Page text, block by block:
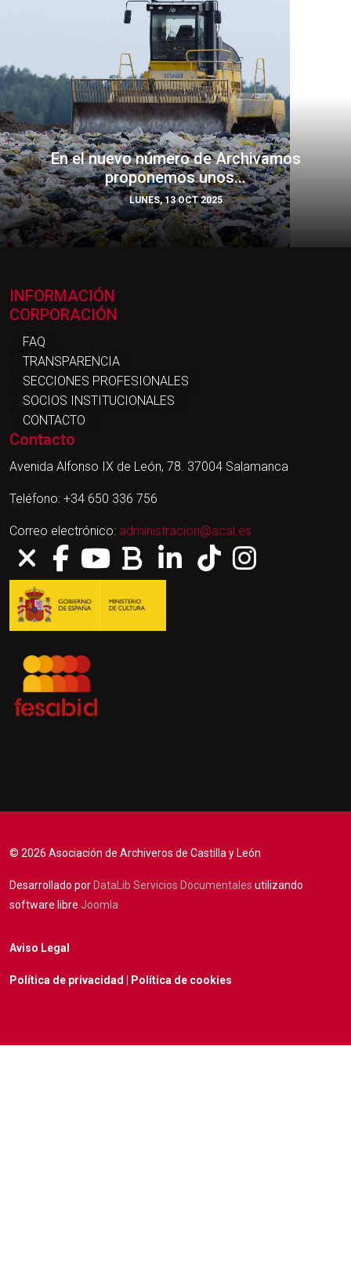
En el nuevo número de Archivamos
proponemos unos...
LUNES, 13 OCT 2025
INFORMACIÓN
CORPORACIÓN
FAQ
TRANSPARENCIA
SECCIONES PROFESIONALES
SOCIOS INSTITUCIONALES
CONTACTO
Contacto
Avenida Alfonso IX de León, 78. 37004 Salamanca
Teléfono: +34 650 336 756
Correo electrónico: administracion@acal.es
© 2026 Asociación de Archiveros de Castilla y León
Desarrollado por DataLib Servicios Documentales utilizando
software libre Joomla
Aviso Legal
Política de privacidad Política de cookies